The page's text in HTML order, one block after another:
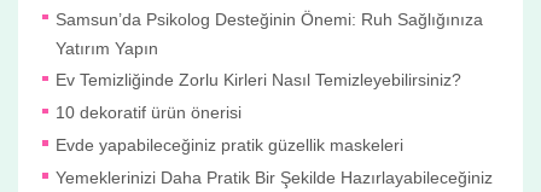
Samsun’da Psikolog Desteğinin Önemi: Ruh Sağlığınıza
Yatırım Yapın
Ev Temizliğinde Zorlu Kirleri Nasıl Temizleyebilirsiniz?
10 dekoratif ürün önerisi
Evde yapabileceğiniz pratik güzellik maskeleri
Yemeklerinizi Daha Pratik Bir Şekilde Hazırlayabileceğiniz